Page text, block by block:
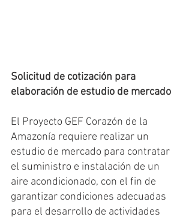
Solicitud de cotización para
elaboración de estudio de mercado
El Proyecto GEF Corazón de la
Amazonía requiere realizar un
estudio de mercado para contratar
el suministro e instalación de un
aire acondicionado, con el fin de
garantizar condiciones adecuadas
para el desarrollo de actividades